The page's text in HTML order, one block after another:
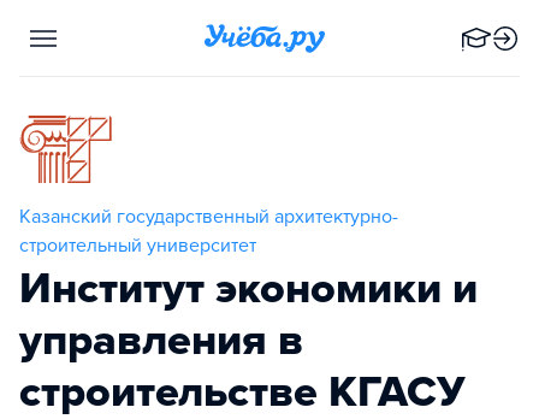
Казанский государственный архитектурно-
строительный университет
Институт экономики и
управления в
строительстве КГАСУ